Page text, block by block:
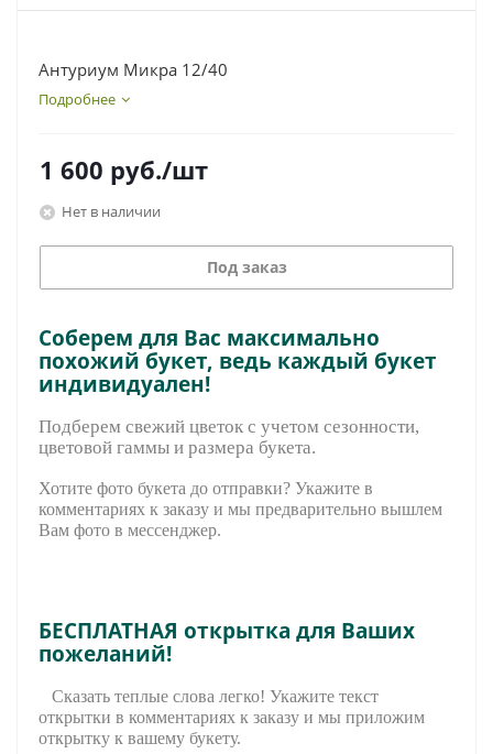
Антуриум Микра 12/40
Подробнее
1 600 руб./шт
Нет в наличии
Под заказ
Соберем для Вас максимально
похожий букет, ведь каждый букет
индивидуален!
Подберем свежий цветок с учетом сезонности,
цветовой гаммы и размера букета.
Хотите фото букета до отправки? Укажите в
комментариях к заказу и мы предварительно вышлем
Вам фото в мессенджер.
БЕСПЛАТНАЯ открытка для Ваших
пожеланий!
Сказать теплые слова легко! Укажите текст
открытки в комментариях к заказу и мы приложим
открытку к вашему букету.